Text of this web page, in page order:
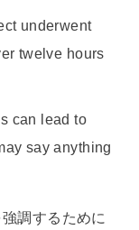
underwent
twelve hours
can lead to
say anything
調するために